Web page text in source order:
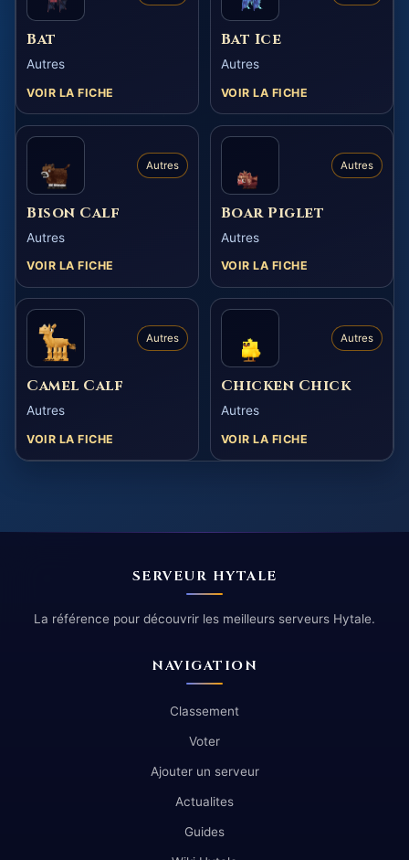
Bat
Autres
VOIR LA FICHE
Bat Ice
Autres
VOIR LA FICHE
Autres
Bison Calf
Autres
VOIR LA FICHE
Autres
Boar Piglet
Autres
VOIR LA FICHE
Autres
Camel Calf
Autres
VOIR LA FICHE
Autres
Chicken Chick
Autres
VOIR LA FICHE
SERVEUR HYTALE
La référence pour découvrir les meilleurs serveurs Hytale.
NAVIGATION
Classement
Voter
Ajouter un serveur
Actualites
Guides